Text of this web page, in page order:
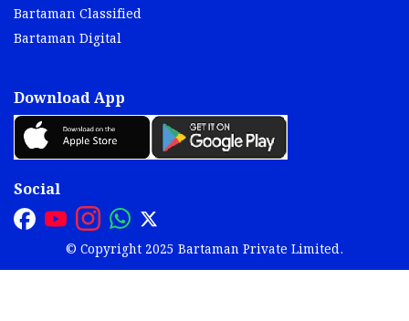
Bartaman Classified
Bartaman Digital
Download App
Social
© Copyright 2025 Bartaman Private Limited.